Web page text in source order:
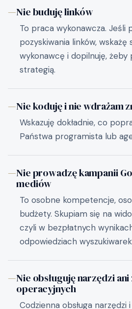
—Nie buduję linków
To praca wykonawcza. Jeśli
pozyskiwania linków, wskażę
wykonawcę i dopilnuję, żeby
strategią.
—Nie koduję i nie wdrażam
Wskazuję dokładnie, co
Państwa programista lub
—Nie prowadzę kampanii
mediów
To osobne kompetencje,
budżety. Skupiam się na
czyli w bezpłatnych
odpowiedziach
—Nie obsługuję narzędzi ani
operacyjnych
Codzienna obsługa narzędzi